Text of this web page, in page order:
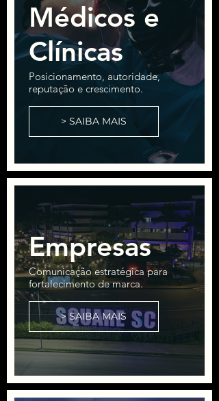
Médicos e
Clínicas
Posicionamento, autoridade,
reputação e crescimento.
> SAIBA MAIS
Empresas
Comunicação estratégica para
fortalecimento de marca.
> SAIBA MAIS